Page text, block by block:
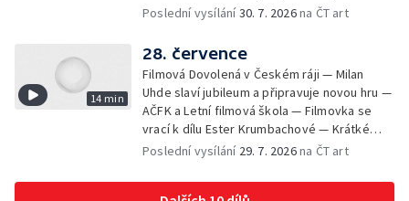
Výstavy o proměnách Prahy — Zahajení
Poslední vysílání30. 7. 2026na ČT art
14 min
28. července
Filmová Dovolená v Českém ráji — Milan
Uhde slaví jubileum a připravuje novou hru —
AČFK a Letní filmová škola — Filmovka se
vrací k dílu Ester Krumbachové — Krátké
zprávy z kultury — Antonín Střížek namaloval
Poslední vysílání 29. 7. 2026na ČT art